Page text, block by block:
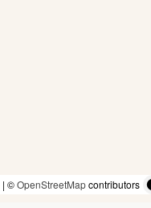
| ©OpenStreetMapcontributors